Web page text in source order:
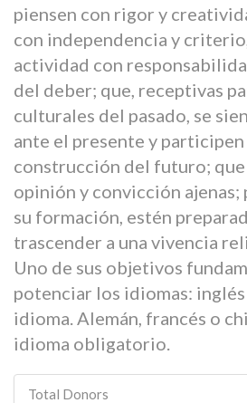
piensen con rigor y
con independencia y
actividad con
del deber; que, receptivas
culturales del pasado, se
ante el presente y participen
construcción del futuro;
opinión y convicción ajenas;
su formación, estén
trascender a una vivencia
Uno de sus objetivos
potenciar los idiomas:
idioma. Alemán, francés o
idioma obligatorio.
Total Donors